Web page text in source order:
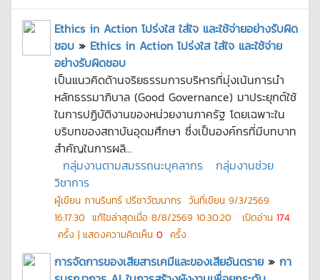
Ethics in Action โปร่งใส ใส่ใจ และใช้จ่ายอย่างรับผิด
ชอบ » Ethics in Action โปร่งใส ใส่ใจ และใช้จ่าย
อย่างรับผิดชอบ
เป็นแนวคิดด้านจริยธรรมการบริหารที่มุ่งเน้นการนำ
หลักธรรมาภิบาล (Good Governance) มาประยุกต์ใช้
ในการปฏิบัติงานของหน่วยงานภาครัฐ โดยเฉพาะใน
บริบทของสถาบันอุดมศึกษา ซึ่งเป็นองค์กรที่มีบทบาท
สำคัญในการผลิ...
กลุ่มงานตามสมรรถนะบุคลากร
กลุ่มงานช่วย
วิชาการ
ผู้เขียน ภานรินทร์ ปรีชาวัฒนากร วันที่เขียน 9/3/2569
16:17:30 แก้ไขล่าสุดเมื่อ 8/8/2569 10:30:20 เปิดอ่าน 174
ครั้ง | แสดงความคิดเห็น 0 ครั้ง
การจัดการของเสียสารเคมีและของเสียอันตราย » กา